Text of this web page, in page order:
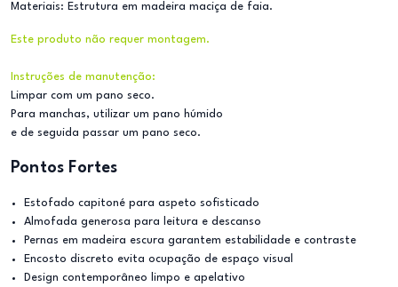
Materiais: Estrutura em madeira maciça de faia.
Este produto não requer montagem.
Instruções de manutenção:
Limpar com um pano seco.
Para manchas, utilizar um pano húmido
e de seguida passar um pano seco.
Pontos Fortes
Estofado capitoné para aspeto sofisticado
Almofada generosa para leitura e descanso
Pernas em madeira escura garantem estabilidade e contraste
Encosto discreto evita ocupação de espaço visual
Design contemporâneo limpo e apelativo